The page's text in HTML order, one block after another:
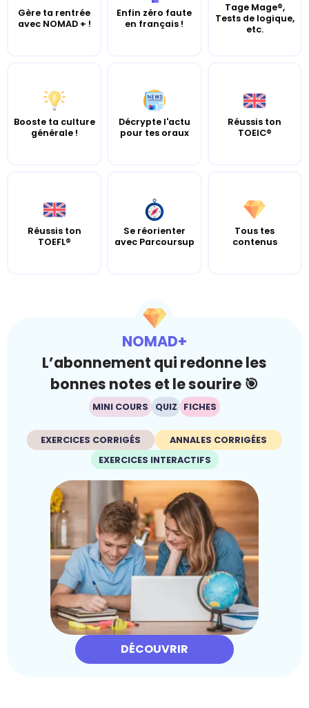
Gère ta rentrée
avec NOMAD + !
Enfin zéro faute
en français !
Tage Mage®,
Tests de logique,
etc.
Booste ta culture
générale !
Décrypte l'actu
pour tes oraux
Réussis ton
TOEIC®
Réussis ton
TOEFL®
Se réorienter
avec Parcoursup
Tous tes
contenus
NOMAD+
L’abonnement qui redonne les
bonnes notes et le sourire 🎯
MINI COURS QUIZ FICHES
EXERCICES CORRIGÉS
ANNALES CORRIGÉES
EXERCICES INTERACTIFS
DÉCOUVRIR